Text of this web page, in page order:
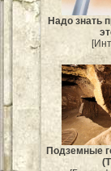
Надо знать
Подземные